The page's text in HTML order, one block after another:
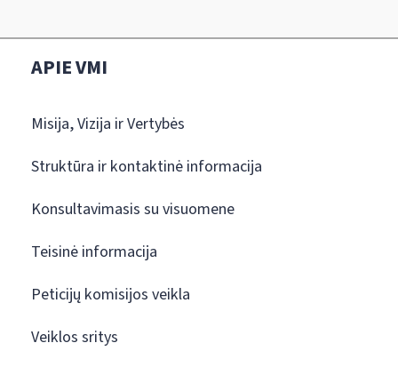
APIE VMI
Misija, Vizija ir Vertybės
Struktūra ir kontaktinė informacija
Konsultavimasis su visuomene
Teisinė informacija
Peticijų komisijos veikla
Veiklos sritys